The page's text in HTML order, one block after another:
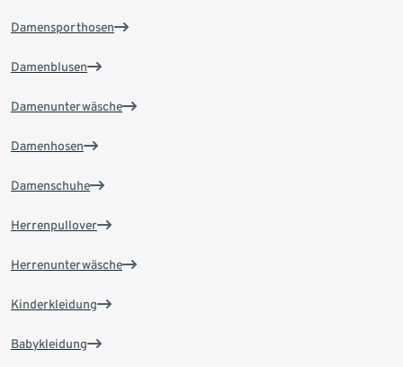
Damensporthosen
Damenblusen
Damenunterwäsche
Damenhosen
Damenschuhe
Herrenpullover
Herrenunterwäsche
Kinderkleidung
Babykleidung